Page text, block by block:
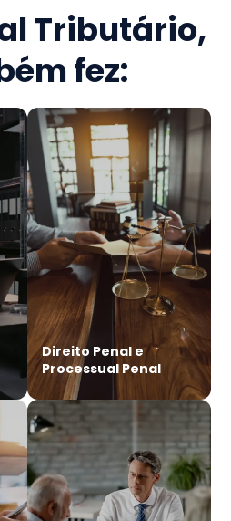
Tributário,
fez:
Direito Penal e
Processual Penal